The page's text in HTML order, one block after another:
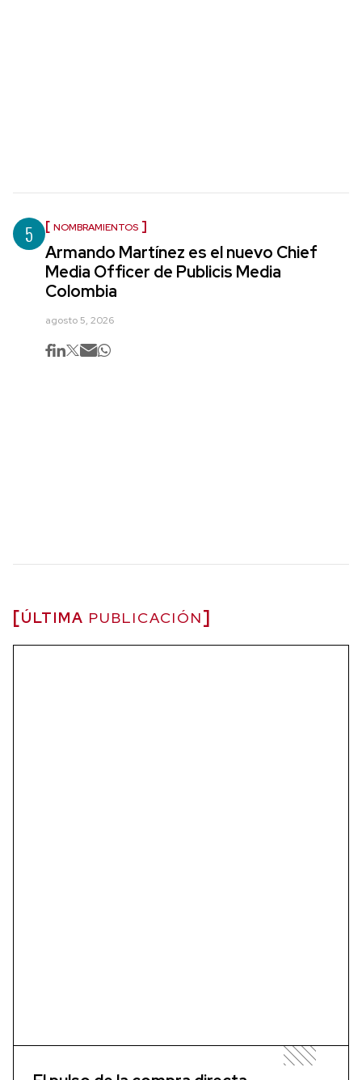
5 NOMBRAMIENTOS
Armando Martínez es el nuevo Chief
Media Officer de Publicis Media
Colombia
agosto 5, 2026
ÚLTIMA PUBLICACIÓN